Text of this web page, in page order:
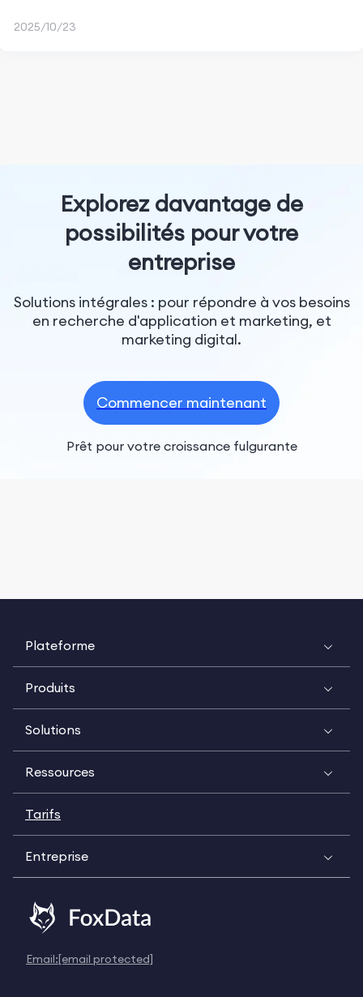
2025/10/23
Explorez davantage de
possibilités pour votre
entreprise
Solutions intégrales : pour répondre à vos besoins
en recherche d'application et marketing, et
marketing digital.
Commencer maintenant
Prêt pour votre croissance fulgurante
Plateforme
Produits
Solutions
Ressources
Tarifs
Entreprise
Email:[email protected]